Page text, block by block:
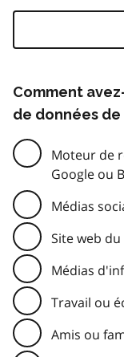
Comment
de données
Moteur de
Google ou
Médias
Site web
Médias
Travail ou
Amis ou